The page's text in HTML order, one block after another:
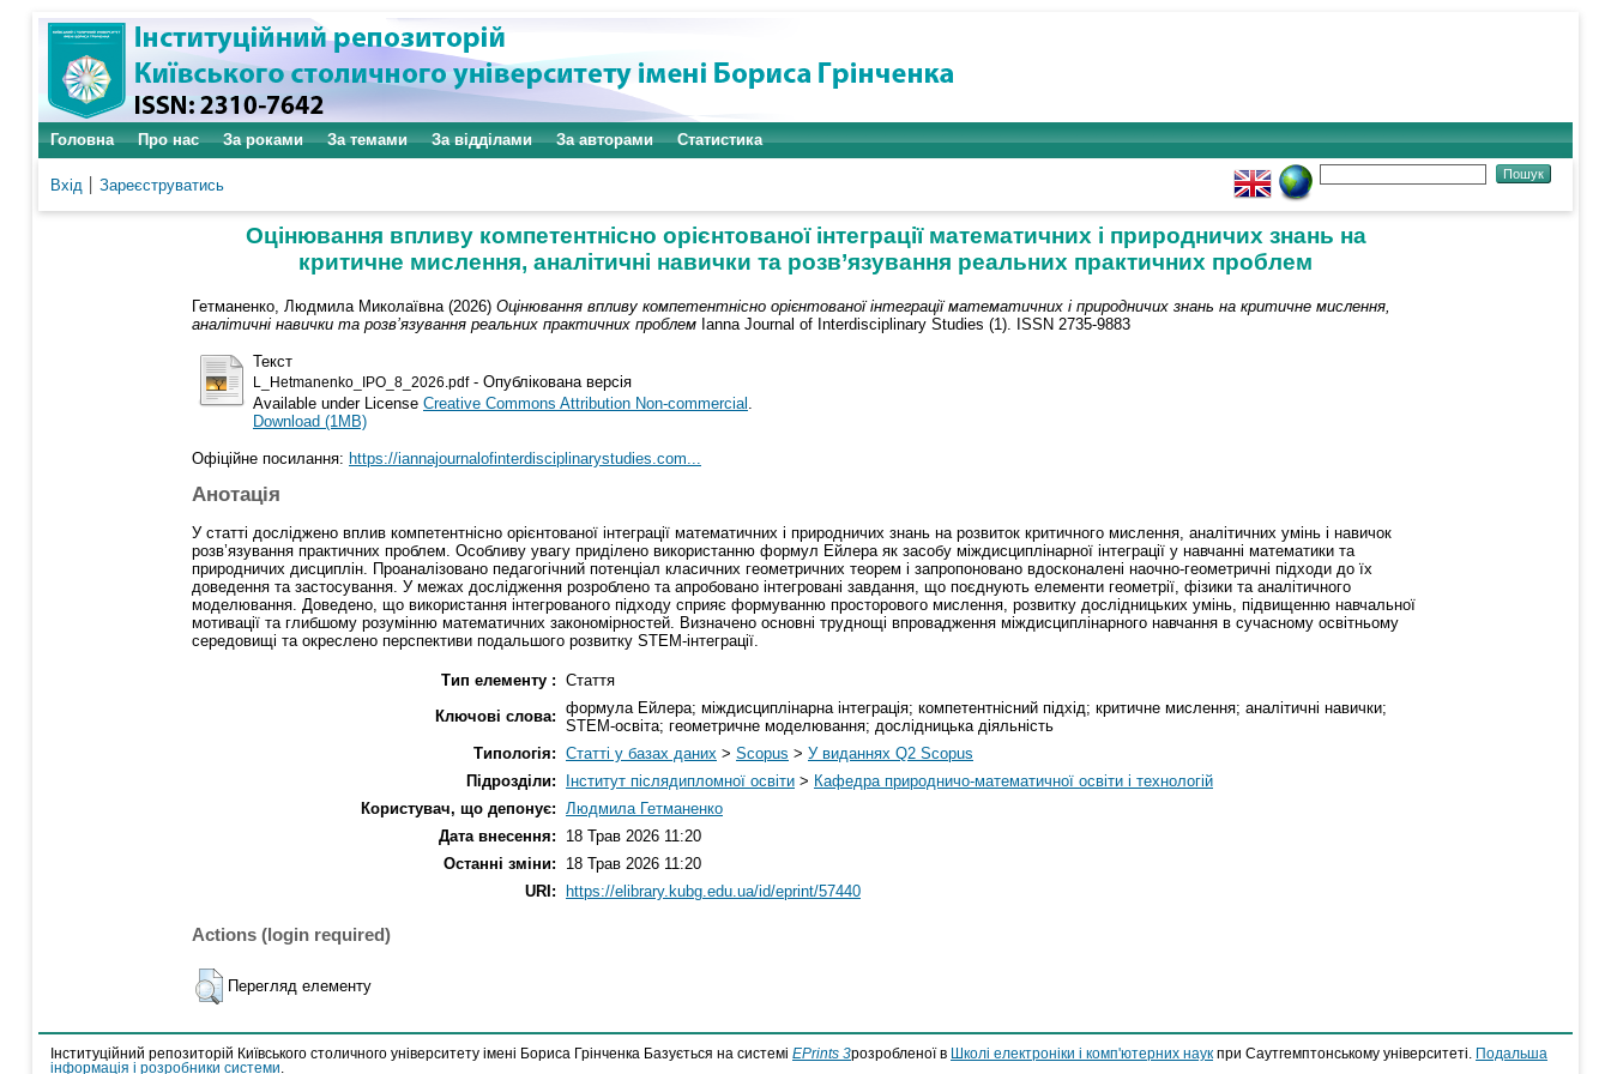
Головна Про нас За роками За темами За відділами За авторами Статистика
Вхід Зареєструватись
Оцінювання впливу компетентнісно орієнтованої інтеграції математичних і природничих знань на
критичне мислення, аналітичні навички та розв’язування реальних практичних проблем
Гетманенко, Людмила Миколаївна (2026) Оцінювання впливу компетентнісно орієнтованої інтеграції математичних і природничих знань на критичне мислення,
аналітичні навички та розв’язування реальних практичних проблем Ianna Journal of Interdisciplinary Studies (1). ISSN 2735-9883
Текст
L_Hetmanenko_IPO_8_2026.pdf- Опублікована версія
Available under License Creative Commons Attribution Non-commercial
Download (1MB)
Офіційне посилання: https://iannajournalofinterdisciplinarystudies.com...
Анотація
У статті досліджено вплив компетентнісно орієнтованої інтеграції математичних і природничих знань на розвиток критичного мислення, аналітичних умінь і навичок
розв’язування практичних проблем. Особливу увагу приділено використанню формул Ейлера як засобу міждисциплінарної інтеграції у навчанні математики та
природничих дисциплін. Проаналізовано педагогічний потенціал класичних геометричних теорем і запропоновано вдосконалені наочно-геометричні підходи до їх
доведення та застосування. У межах дослідження розроблено та апробовано інтегровані завдання, що поєднують елементи геометрії, фізики та аналітичного
моделювання. Доведено, що використання інтегрованого підходу сприяє формуванню просторового мислення, розвитку дослідницьких умінь, підвищенню навчальної
мотивації та глибшому розумінню математичних закономірностей. Визначено основні труднощі впровадження міждисциплінарного навчання в сучасному освітньому
середовищі та окреслено перспективи подальшого розвитку STEM-інтеграції.
Тип елементу : Стаття
Ключові слова: формула Ейлера; міждисциплінарна інтеграція; компетентнісний підхід; критичне мислення; аналітичні навички;
STEM-освіта; геометричне моделювання; дослідницька діяльність
Типологія: Статті у базах даних > Scopus > У виданнях Q2 Scopus
Підрозділи:
Інститут післядипломної освіти > Кафедра природничо-математичної освіти і технологій
Користувач, що депонує:
Людмила Гетманенко
Дата внесення:
18 Трав 2026 11:20
Останні зміни:
18 Трав 2026 11:20
URI:
https://elibrary.kubg.edu.ua/id/eprint/57440
Actions (login required)
Перегляд елементу
Інституційний репозиторій Київського столичного університету імені Бориса Грінченка Базується на системі EPrints 3розробленої в Школі електроніки і комп'ютерних наук при Саутгемптонському університеті.
Подальша
інформація і розробники системи